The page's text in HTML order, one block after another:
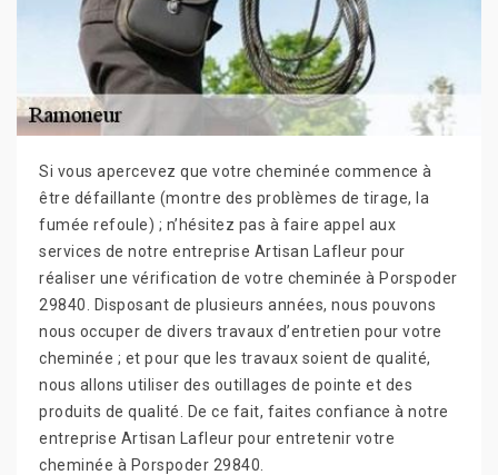
Si vous apercevez que votre cheminée commence à
être défaillante (montre des problèmes de tirage, la
fumée refoule) ; n’hésitez pas à faire appel aux
services de notre entreprise Artisan Lafleur pour
réaliser une vérification de votre cheminée à Porspoder
29840. Disposant de plusieurs années, nous pouvons
nous occuper de divers travaux d’entretien pour votre
cheminée ; et pour que les travaux soient de qualité,
nous allons utiliser des outillages de pointe et des
produits de qualité. De ce fait, faites confiance à notre
entreprise Artisan Lafleur pour entretenir votre
cheminée à Porspoder 29840.